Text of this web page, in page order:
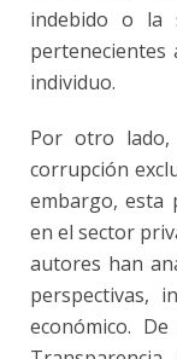
indebido o la
individuo.
Por otro lado,
corrupción
embargo, esta
en el sector
autores han
perspectivas,
económico.